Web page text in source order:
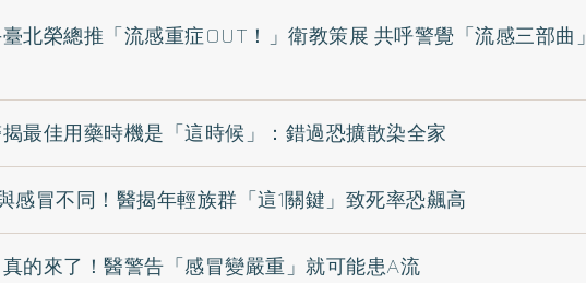
北榮總推「流感重症OUT！」衛教策展 共呼警覺「流感三部曲」
最佳用藥時機是「這時候」：錯過恐擴散染全家
感冒不同！醫揭年輕族群「這1關鍵」致死率恐飆高
的來了！醫警告「感冒變嚴重」就可能患A流